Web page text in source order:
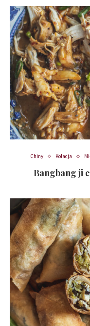
Chiny Kolacja
Bangbang ji